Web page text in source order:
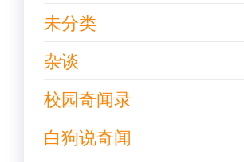
未分类
杂谈
校园奇闻录
白狗说奇闻